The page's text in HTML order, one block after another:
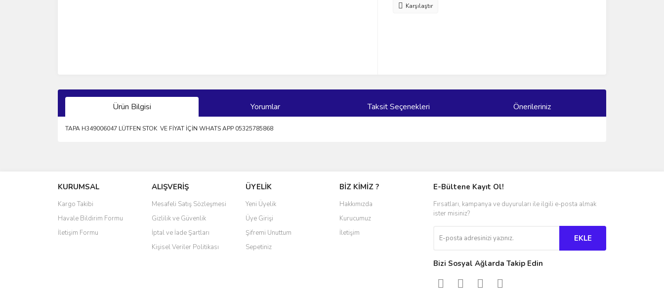
Karşılaştır
Ürün Bilgisi Yorumlar Taksit Seçenekleri Önerileriniz
TAPA H349006047 LÜTFEN STOK VE FİYAT İÇİN WHATS APP 05325785868
Ürün resmi kalitesiz, bozuk veya görüntülenemiyor.
Ürün açıklamasında eksik bilgiler bulunuyor.
Ürün bilgilerinde hatalar bulunuyor.
Ürün fiyatı diğer sitelerden daha pahalı.
Bu ürüne benzer farklı alternatifler olmalı.
KURUMSAL
Kargo Takibi
Havale Bildirim Formu
İletişim Formu
ALIŞVERİŞ
Mesafeli Satış Sözleşmesi
Gizlilik ve Güvenlik
İptal ve İade Şartları
Kişisel Veriler Politikası
ÜYELİK
Yeni Üyelik
Üye Girişi
Şifremi Unuttum
Sepetiniz
BİZ KİMİZ ?
Hakkımızda
Kurucumuz
İletişim
E-Bültene Kayıt Ol!
Fırsatları, kampanya ve duyuruları ile ilgili e-posta almak
ister misiniz?
EKLE
Bizi Sosyal Ağlarda Takip Edin